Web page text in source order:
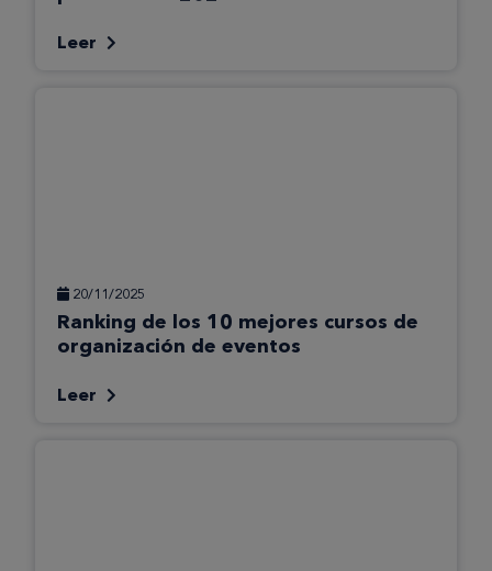
Leer
20/11/2025
Ranking de los 10 mejores cursos de
organización de eventos
Leer